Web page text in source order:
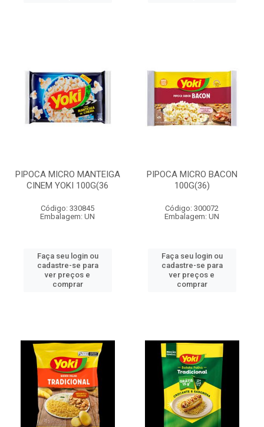
PIPOCA MICRO MANTEIGA
CINEM YOKI 100G(36
Código: 330845
Embalagem: UN
Faça seu login ou
cadastre-se para
ver preços e
comprar
PIPOCA MICRO BACON
100G(36)
Código: 300072
Embalagem: UN
Faça seu login ou
cadastre-se para
ver preços e
comprar